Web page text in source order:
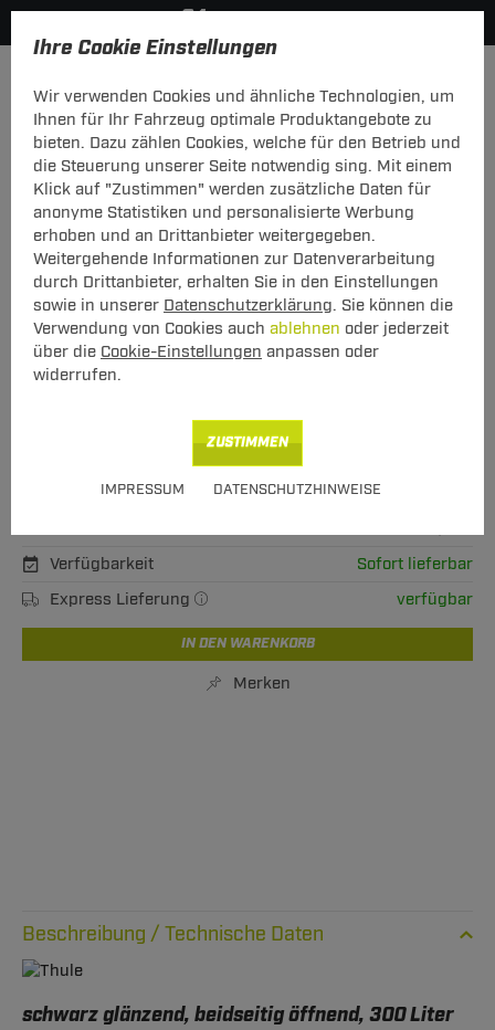
Ihre Cookie Einstellungen
Wir verwenden Cookies und ähnliche Technologien, um
Ihnen für Ihr Fahrzeug optimale Produktangebote zu
bieten. Dazu zählen Cookies, welche für den Betrieb und
die Steuerung unserer Seite notwendig sing. Mit einem
Klick auf "Zustimmen" werden zusätzliche Daten für
anonyme Statistiken und personalisierte Werbung
erhoben und an Drittanbieter weitergegeben.
Weitergehende Informationen zur Datenverarbeitung
durch Drittanbieter, erhalten Sie in den Einstellungen
sowie in unserer Datenschutzerklärung. Sie können die
Verwendung von Cookies auch ablehnen oder jederzeit
über die Cookie-Einstellungen anpassen oder
widerrufen.
IMPRESSUM DATENSCHUTZHINWEISE
ZUSTIMMEN
vorheriger Artikel nächster Artikel
Dachbox Thule Motion 3 Sport
schwarz glänzend, beidseitig öffnend, 300
Liter
608,00 €
Verfügbarkeit
Sofort lieferbar
Express Lieferung
verfügbar
IN DEN WARENKORB
Merken
Technische Daten
schwarz glänzend, beidseitig öffnend, 300 Liter